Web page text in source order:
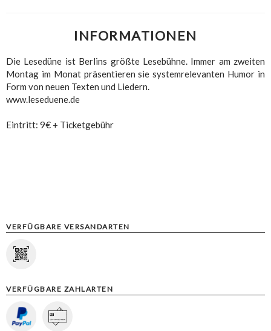
INFORMATIONEN
Die Lesedüne ist Berlins größte Lesebühne. Immer am zweiten
Montag im Monat präsentieren sie systemrelevanten Humor in
Form von neuen Texten und Liedern.
www.leseduene.de
Eintritt: 9€ + Ticketgebühr
VERFÜGBARE VERSANDARTEN
VERFÜGBARE ZAHLARTEN